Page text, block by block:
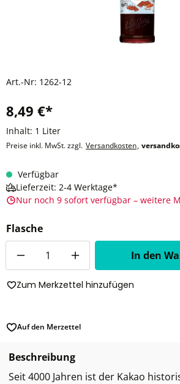
Art.-Nr: 1262-12
8,49 €*
Inhalt: 1 Liter
Preise inkl. MwSt. zzgl. Versandkosten,
Verfügbar
Lieferzeit: 2-4 Werktage*
Nur noch 9 sofort verfügbar – weitere
Flasche
In den
Zum Merkzettel hinzufügen
Auf den Merzettel
Beschreibung
Seit 4000 Jahren ist der Kakao